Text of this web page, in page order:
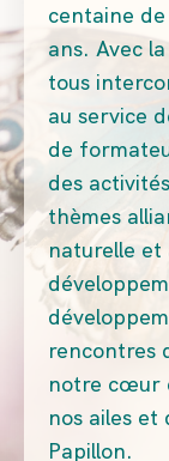
centaine
ans. Avec
tous
au service
de
des
thèmes
naturelle et
rencontres
notre cœur
nos ailes
Papillon.